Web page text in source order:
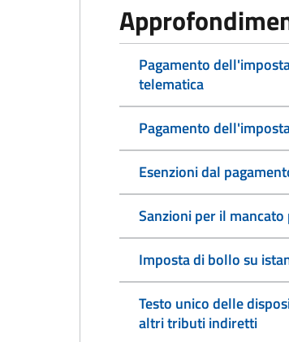
Pagamento
telematica
Pagamento
Esenzioni dal
Sanzioni per il
Imposta di bollo su
Testo unico delle
altri tributi indiretti